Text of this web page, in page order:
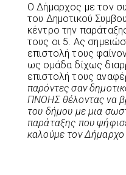
Ο Δήμαρχος με τον
του Δημοτικού
κέντρο την
τους οι 5. Ας
επιστολή τους
ως ομάδα δίχως
επιστολή τους
παρόντες σαν
ΠΝΟΗΣ θέλοντας να
του δήμου με μια
παράταξης που
καλούμε τον